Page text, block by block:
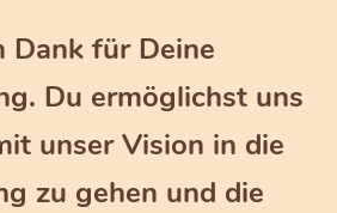
Dank für Deine
Du ermöglichst uns
unser Vision in die
zu gehen und die